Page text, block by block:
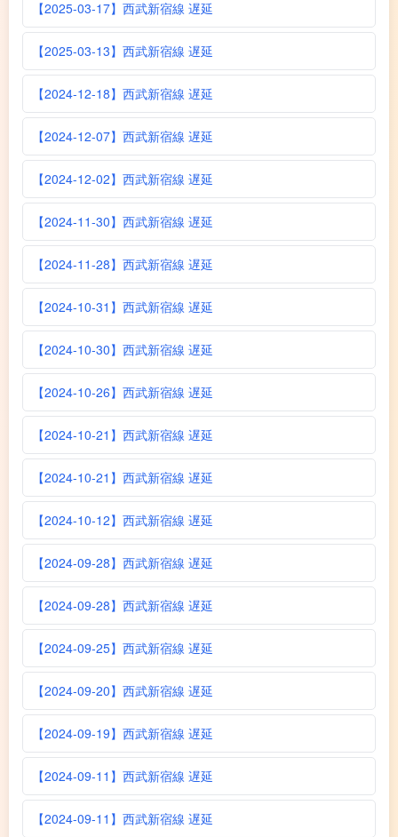
【2025-03-17】西武新宿線 遅延
【2025-03-13】西武新宿線 遅延
【2024-12-18】西武新宿線 遅延
【2024-12-07】西武新宿線 遅延
【2024-12-02】西武新宿線 遅延
【2024-11-30】西武新宿線 遅延
【2024-11-28】西武新宿線 遅延
【2024-10-31】西武新宿線 遅延
【2024-10-30】西武新宿線 遅延
【2024-10-26】西武新宿線 遅延
【2024-10-21】西武新宿線 遅延
【2024-10-21】西武新宿線 遅延
【2024-10-12】西武新宿線 遅延
【2024-09-28】西武新宿線 遅延
【2024-09-28】西武新宿線 遅延
【2024-09-25】西武新宿線 遅延
【2024-09-20】西武新宿線 遅延
【2024-09-19】西武新宿線 遅延
【2024-09-11】西武新宿線 遅延
【2024-09-11】西武新宿線 遅延